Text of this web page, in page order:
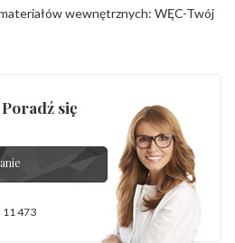
wewnętrznych: WĘC-Twój
Poradź się
11 473